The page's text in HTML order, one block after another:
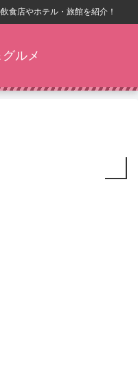
食店やホテル・旅館を紹介！
ルメ